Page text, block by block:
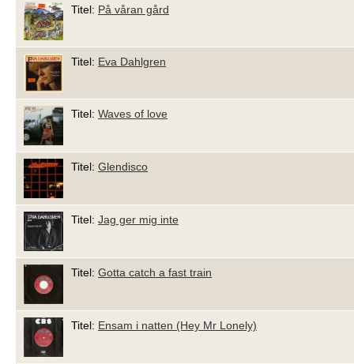
Titel: På våran gård
Titel: Eva Dahlgren
Titel: Waves of love
Titel: Glendisco
Titel: Jag ger mig inte
Titel: Gotta catch a fast train
Titel: Ensam i natten (Hey Mr Lonely)